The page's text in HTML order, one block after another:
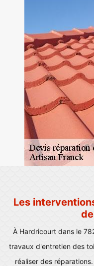
Les
À Hardricourt dans le
travaux d'entretien des
réaliser des